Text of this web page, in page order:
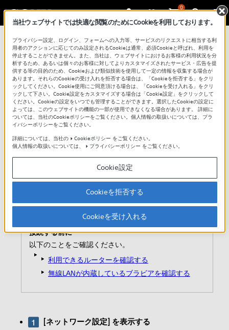
0
無線LAN内蔵モデルで接続（W730E
シリーズ）
ここでは、無線LAN内蔵モデルの場合の接続・設定方法をご
案内します。
接続する前に
以下のことをご確認ください。
利用できるルーターを確認する
無線LANが内蔵しているブラビアを確認する
[ネットワーク設定] を表示する
当社ウェブサイトでは快適な閲覧のためにCookieを利用しております。
プライバシー設定、ログイン、フォームへの入力等、サービスのリクエストに相当する利
用者のアクションに応じてのみ設定されるCookieは通常、必須Cookieと呼ばれ、利用を
停止することができません。また、当社は、ウェブサイトにおけるお客様の利用状況を分
析するため、あるいは個々のお客様に対してよりカスタマイズされたサービス・広告を提
供する等の目的のため、Cookieおよび類似技術を使用して一定の情報を収集する場合が
あります。それらのCookieの受け入れを拒否する場合は、「Cookieを拒否する」をクリ
ックしてください。Cookie使用にご同意頂ける場合は、「Cookieを受け入れる」をクリ
ックして下さい。Cookie設定をカスタマイズする場合は「Cookie設定」をクリックして
ください。Cookieの設定をいつでも管理することができます。選択したCookieの設定に
よっては、このウェブサイトの機能の一部が使用できなくなる場合があります。 詳細に
ついては、当社のCookieポリシーをご覧ください。個人情報の取扱いについては、プラ
イバシーポリシーをご覧ください。
詳細については、当社の
Cookieポリシー をご覧ください。
個人情報の取扱いについては、
プライバシーポリシー をご覧ください。
Cookie設定
Cookieを拒否する
Cookieを受け入れる